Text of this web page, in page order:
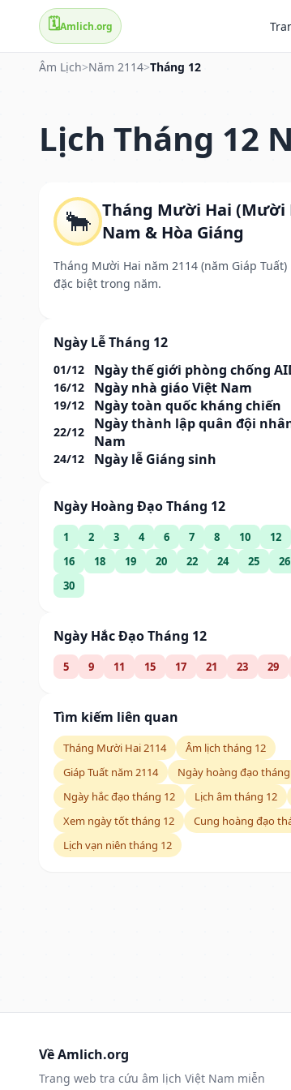
🗓️Amlich.org
Âm Lịch>Năm 2114>Tháng 12
Lịch Tháng 12
🐂 Tháng Mười Hai (Mười
Nam & Hòa Giáng
Tháng Mười Hai năm 2114 (năm Giáp
đặc biệt trong năm.
Ngày Lễ Tháng 12
01/12 Ngày thế giới phòng chống
16/12 Ngày nhà giáo Việt Nam
19/12 Ngày toàn quốc kháng chiến
22/12
Ngày thành lập quân đội
Nam
24/12 Ngày lễ Giáng sinh
Ngày Hoàng Đạo Tháng 12
1 2 3 4 6 7 8 10 12
16
18 19 20 22 24 25 26
30
Ngày Hắc Đạo Tháng 12
5 9 11 15 17 21 23 29
Tìm kiếm liên quan
Tháng Mười Hai 2114
Âm lịch tháng 12
Giáp Tuất năm 2114
Ngày hoàng đạo
Ngày hắc đạo tháng 12
Lịch âm tháng 12
Xem ngày tốt tháng 12
Cung hoàng đạo
Lịch vạn niên tháng 12
Về Amlich.org
Trang web tra cứu âm lịch Việt Nam miễn